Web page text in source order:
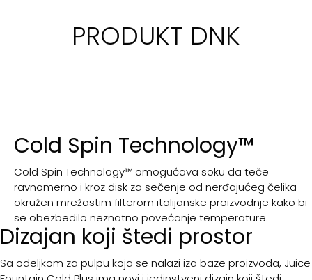
PRODUKT DNK
Cold Spin Technology™
Cold Spin Technology™ omogućava soku da teče
ravnomerno i kroz disk za sečenje od nerđajućeg čelika
okružen mrežastim filterom italijanske proizvodnje kako bi
se obezbedilo neznatno povećanje temperature.
Dizajan koji štedi prostor
Sa odeljkom za pulpu koja se nalazi iza baze proizvoda, Juice